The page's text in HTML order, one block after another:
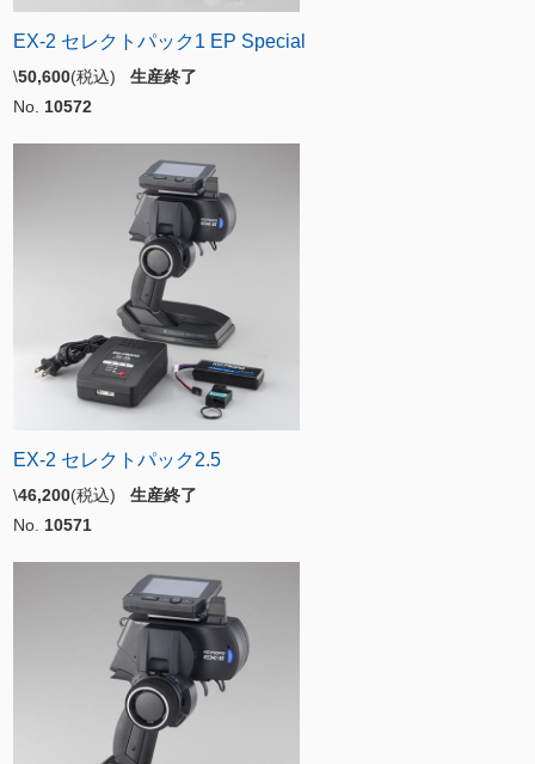
EX-2 セレクトパック1 EP Special
\50,600(税込) 生産終了
No. 10572
EX-2 セレクトパック2.5
\46,200(税込) 生産終了
No. 10571